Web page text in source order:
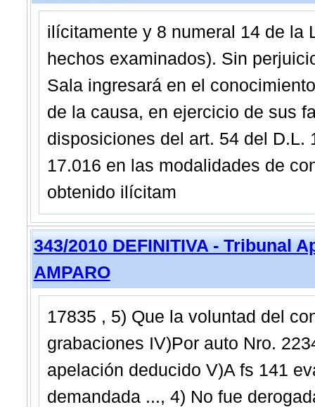
ilícitamente y 8 numeral 14 de la
hechos examinados). Sin
Sala ingresará en el
de la causa, en ejercicio de sus
disposiciones del art. 54 del D.L.
17.016 en las modalidades de
obtenido ilícitam
343/2010 DEFINITIVA - Tribunal
AMPARO
17835 , 5) Que la voluntad del
grabaciones IV)Por auto Nro.
apelación deducido V)A fs 141
demandada ..., 4) No fue